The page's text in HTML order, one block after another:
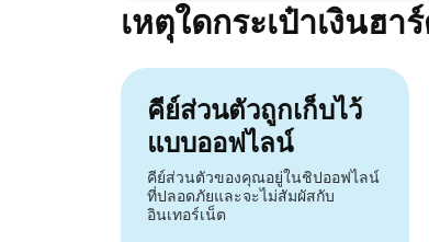
เหตุใดกระเป๋าเงินฮ
คีย์ส่วนตัวถูกเก็บไว้
แบบออฟไลน์
คีย์ส่วนตัวของคุณอยู่ในชิปออฟไลน์
ที่ปลอดภัยและจะไม่สัมผัสกับ
อินเทอร์เน็ต